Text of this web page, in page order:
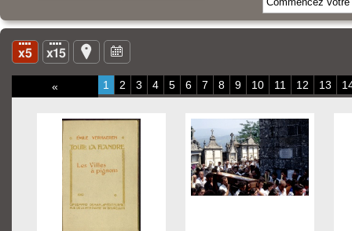
« 1 2 3 4 5 6 7 8 9 10 11 12 13